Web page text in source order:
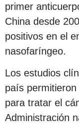
primer
China desde
positivos en el
nasofaríngeo.
Los estudios
país
para tratar el
Administración